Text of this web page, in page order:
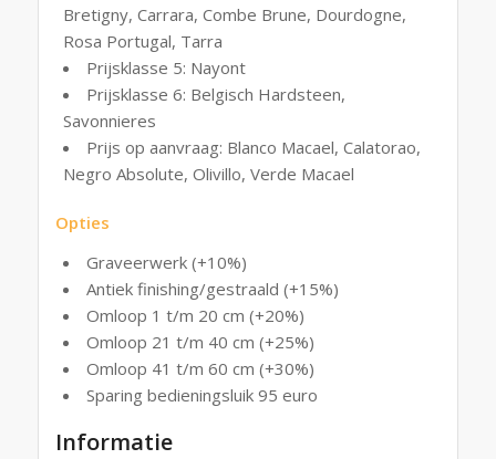
Bretigny, Carrara, Combe Brune, Dourdogne,
Rosa Portugal, Tarra
Prijsklasse 5: Nayont
Prijsklasse 6: Belgisch Hardsteen,
Savonnieres
Prijs op aanvraag: Blanco Macael, Calatorao,
Negro Absolute, Olivillo, Verde Macael
Opties
Graveerwerk (+10%)
Antiek finishing/gestraald (+15%)
Omloop 1 t/m 20 cm (+20%)
Omloop 21 t/m 40 cm (+25%)
Omloop 41 t/m 60 cm (+30%)
Sparing bedieningsluik 95 euro
Informatie